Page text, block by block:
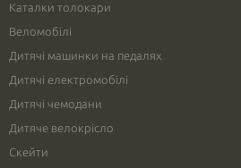
Каталки толокари
Веломобілі
Дитячі машинки на педалях
Дитячі електромобілі
Дитячі чемодани
Дитяче велокрісло
Скейти